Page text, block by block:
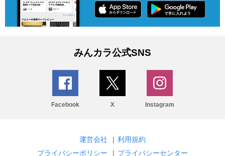
みんカラ公式SNS
Facebook X Instagram
運営会社 | 利用規約
プライバシーポリシー
| プライバシーセンター